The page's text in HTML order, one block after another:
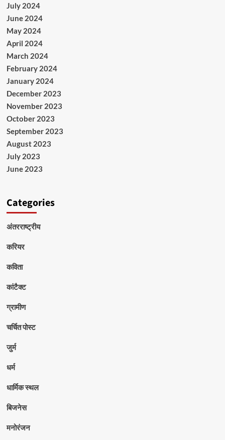
July 2024
June 2024
May 2024
April 2024
March 2024
February 2024
January 2024
December 2023
November 2023
October 2023
September 2023
August 2023
July 2023
June 2023
Categories
अंतरराष्ट्रीय
करियर
कविता
कांटैक्ट
ग्रामीण
चर्चित पोस्ट
जुर्म
धर्म
धार्मिक स्थल
बिजनेस
मनोरंजन